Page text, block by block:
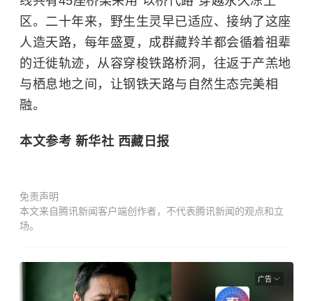
区。二十年来，野生生灵早已适应、接纳了这座
人造天路，每年盛夏，成群藏羚羊都会循着祖辈
的迁徙轨迹，从容穿梭铁路桥洞，往返于产羔地
与栖息地之间，让钢铁天路与自然生态完美相
融。
本文参考 新华社 西藏日报
免责声明
本文来自腾讯新闻客户端创作者，不代表腾讯新闻的观点和立
场。
广告